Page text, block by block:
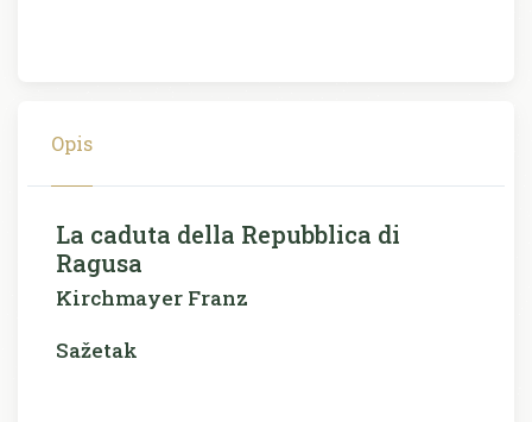
Opis
La caduta della Repubblica di
Ragusa
Kirchmayer Franz
Sažetak